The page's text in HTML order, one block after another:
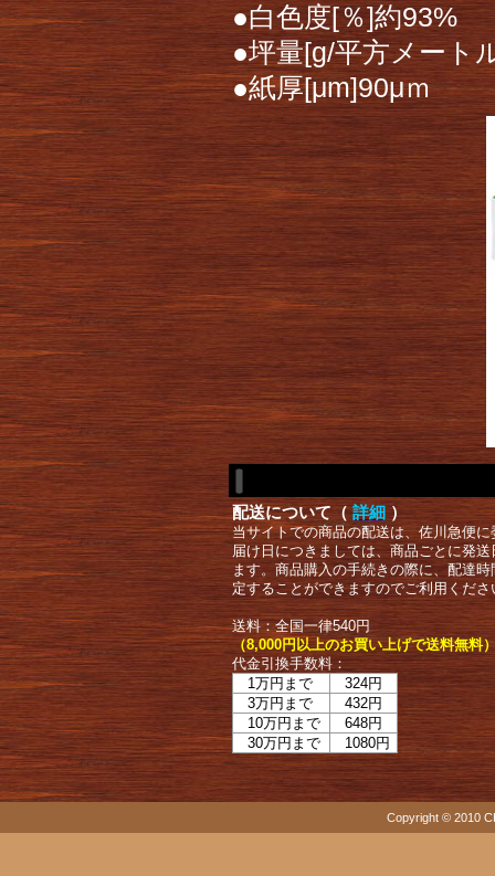
●白色度[％]約93%
●坪量[g/平方メート
●紙厚[μm]90μｍ
配送について（ 詳細 ）
当サイトでの商品の配送は、佐川急便
届け日につきましては、商品ごとに発
ます。商品購入の手続きの際に、配達
定することができますのでご利用くださ
送料：全国一律540円
（8,000円以上のお買い上げで送料無料
代金引換手数料：
1万円まで
324円
3万円まで
432円
10万円まで
648円
30万円まで
1080円
Copyright © 2010